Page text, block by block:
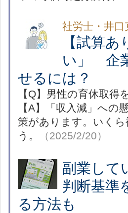
社労士・井口
【試算
い」 企
せるには？
【Q】男性の育休取
【A】「収入減」へ
策があります。いく
う。
（2025/2/20）
副業して
判断基準
る方法も